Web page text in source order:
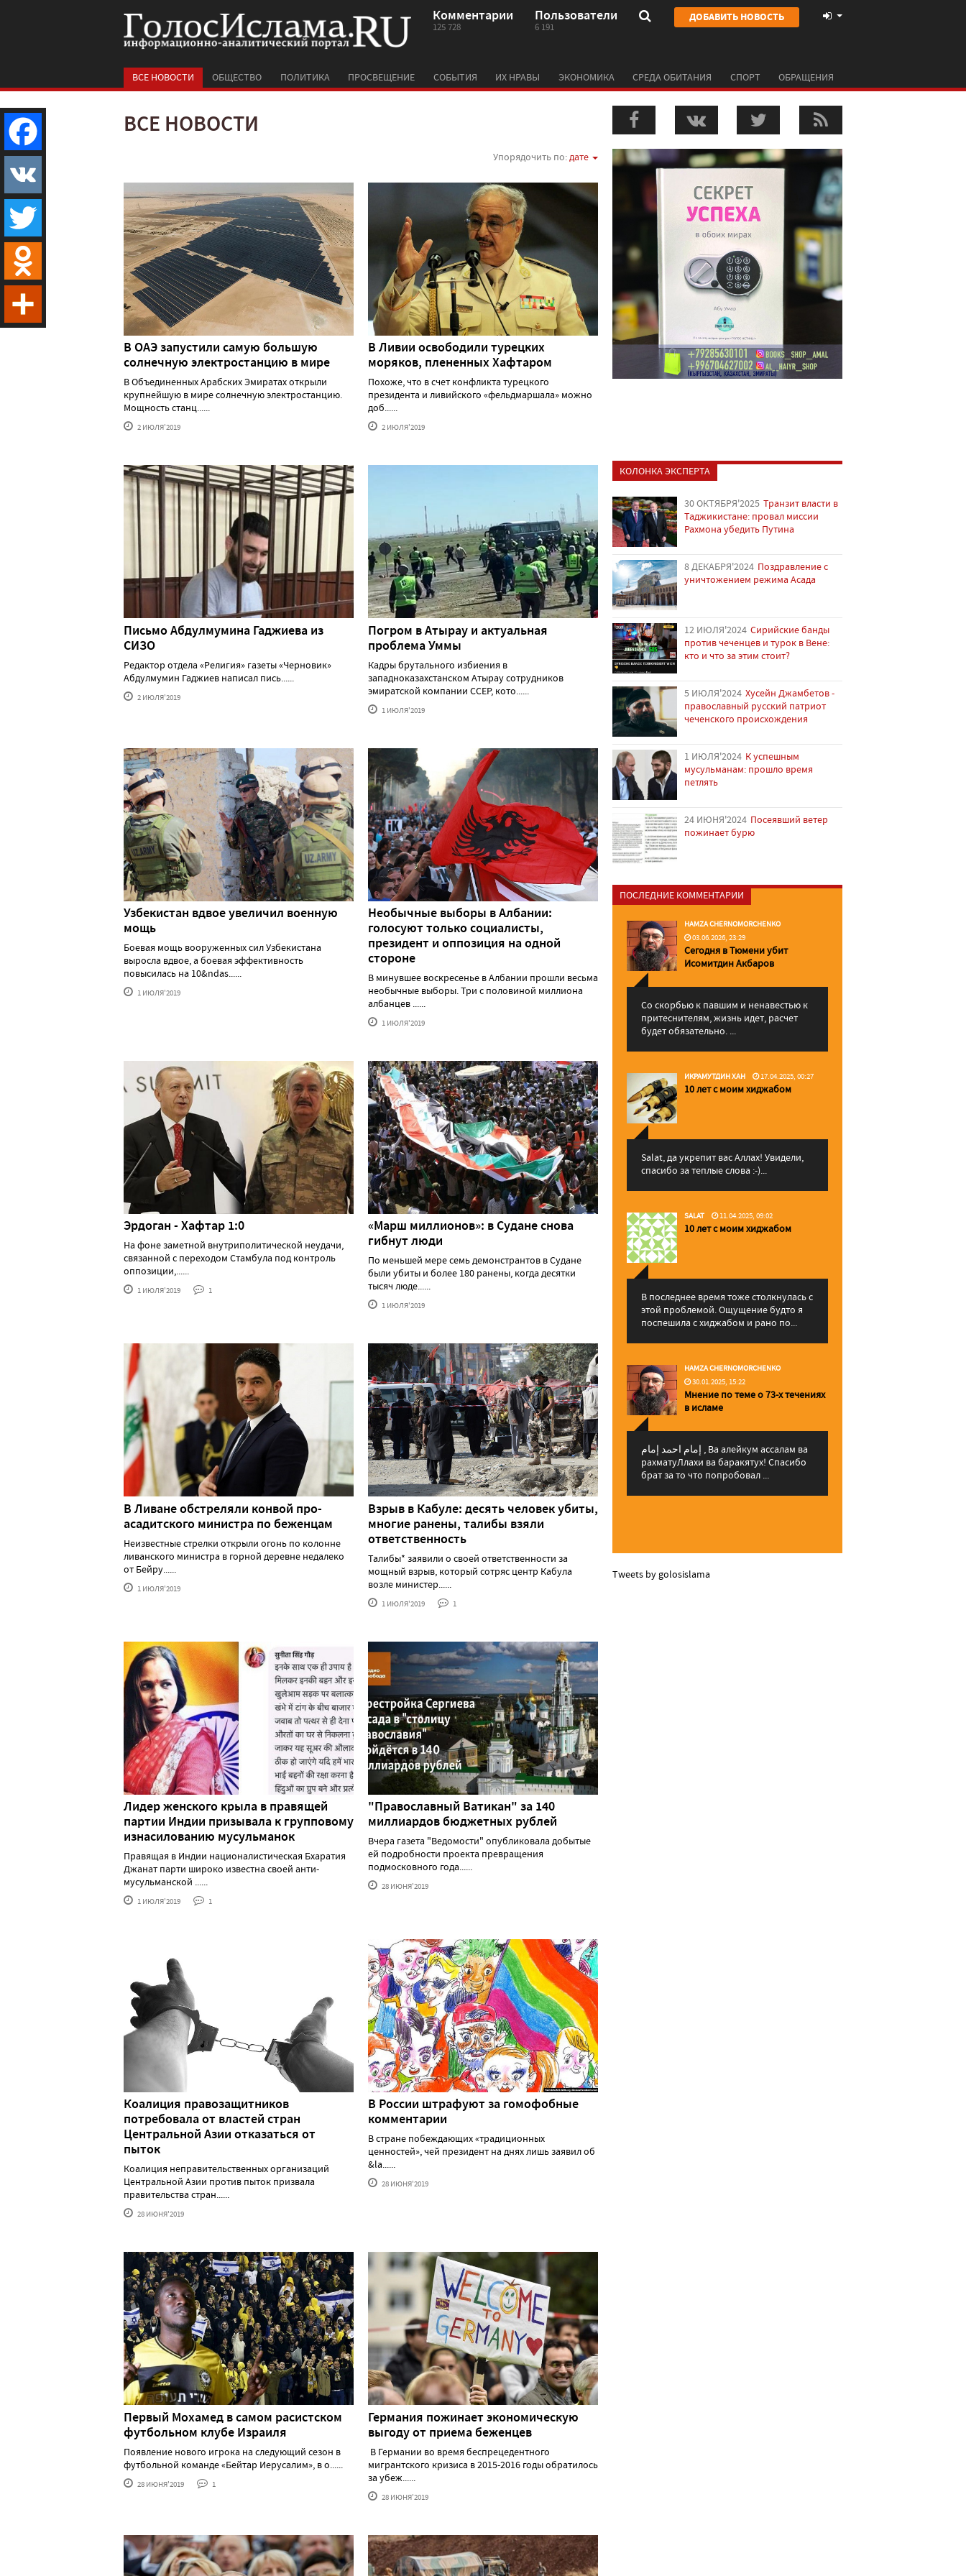
Комментарии
125 728
Пользователи
6 191
ДОБАВИТЬ НОВОСТЬ
ВСЕ НОВОСТИ ОБЩЕСТВО ПОЛИТИКА ПРОСВЕЩЕНИЕ СОБЫТИЯ ИХ НРАВЫ ЭКОНОМИКА СРЕДА ОБИТАНИЯ СПОРТ ОБРАЩЕНИЯ
ВСЕ НОВОСТИ
Упорядочить по:дате
В ОАЭ запустили самую большую
солнечную электростанцию в мире
В Объединенных Арабских Эмиратах открыли
крупнейшую в мире солнечную электростанцию.
Мощность станц......
2 ИЮЛЯ'2019
В Ливии освободили турецких
моряков, плененных Хафтаром
Похоже, что в счет конфликта турецкого
президента и ливийского «фельдмаршала» можно
доб......
2 ИЮЛЯ'2019
Письмо Абдулмумина Гаджиева из
СИЗО
Редактор отдела «Религия» газеты «Черновик»
Абдулмумин Гаджиев написал пись......
2 ИЮЛЯ'2019
Погром в Атырау и актуальная
проблема Уммы
Кадры брутального избиения в
западноказахстанском Атырау сотрудников
эмиратской компании CCEP, кото......
1 ИЮЛЯ'2019
Узбекистан вдвое увеличил военную
мощь
Боевая мощь вооруженных сил Узбекистана
выросла вдвое, а боевая эффективность
повысилась на 10&ndas......
1 ИЮЛЯ'2019
Необычные выборы в Албании:
голосуют только социалисты,
президент и оппозиция на одной
стороне
В минувшее воскресенье в Албании прошли весьма
необычные выборы. Три с половиной миллиона
албанцев ......
1 ИЮЛЯ'2019
Эрдоган - Хафтар 1:0
На фоне заметной внутриполитической неудачи,
связанной с переходом Стамбула под контроль
оппозиции,......
1 ИЮЛЯ'2019 1
«Марш миллионов»: в Судане снова
гибнут люди
По меньшей мере семь демонстрантов в Судане
были убиты и более 180 ранены, когда десятки
тысяч люде......
1 ИЮЛЯ'2019
В Ливане обстреляли конвой про-
асадитского министра по беженцам
Неизвестные стрелки открыли огонь по колонне
ливанского министра в горной деревне недалеко
от Бейру......
1 ИЮЛЯ'2019
Взрыв в Кабуле: десять человек убиты,
многие ранены, талибы взяли
ответственность
Талибы* заявили о своей ответственности за
мощный взрыв, который сотряс центр Кабула
возле министер......
1 ИЮЛЯ'2019 1
Лидер женского крыла в правящей
партии Индии призывала к групповому
изнасилованию мусульманок
Правящая в Индии националистическая Бхаратия
Джанат парти широко известна своей анти-
мусульманской ......
1 ИЮЛЯ'2019 1
"Православный Ватикан" за 140
миллиардов бюджетных рублей
Вчера газета "Ведомости" опубликовала добытые
ей подробности проекта превращения
подмосковного года......
28 ИЮНЯ'2019
Коалиция правозащитников
потребовала от властей стран
Центральной Азии отказаться от
пыток
Коалиция неправительственных организаций
Центральной Азии против пыток призвала
правительства стран......
28 ИЮНЯ'2019
В России штрафуют за гомофобные
комментарии
В стране побеждающих «традиционных
ценностей», чей президент на днях лишь заявил об
&la......
28 ИЮНЯ'2019
Первый Мохамед в самом расистском
футбольном клубе Израиля
Появление нового игрока на следующий сезон в
футбольной команде «Бейтар Иерусалим», в о......
28 ИЮНЯ'2019 1
Германия пожинает экономическую
выгоду от приема беженцев
В Германии во время беспрецедентного
мигрантского кризиса в 2015-2016 годы обратилось
за убеж......
28 ИЮНЯ'2019
КОЛОНКА ЭКСПЕРТА
30 ОКТЯБРЯ'2025 Транзит власти в
Таджикистане: провал миссии
Рахмона убедить Путина
8 ДЕКАБРЯ'2024 Поздравление с
уничтожением режима Асада
12 ИЮЛЯ'2024 Сирийские банды
против чеченцев и турок в Вене:
кто и что за этим стоит?
5 ИЮЛЯ'2024 Хусейн Джамбетов -
православный русский патриот
чеченского происхождения
1 ИЮЛЯ'2024 К успешным
мусульманам: прошло время
петлять
24 ИЮНЯ'2024 Посеявший ветер
пожинает бурю
ПОСЛЕДНИЕ КОММЕНТАРИИ
HAMZA CHERNOMORCHENKO
03.06.2026, 23:29
Сегодня в Тюмени убит
Исомитдин Акбаров
Со скорбью к павшим и ненавестью к
притеснителям, жизнь идет, расчет
будет обязательно. ...
ИКРАМУТДИН ХАН 17.04.2025, 00:27
10 лет с моим хиджабом
Salat, да укрепит вас Аллаx! Увидели,
спасибо за теплые слова :-)...
SALAT 11.04.2025, 09:02
10 лет с моим хиджабом
В последнее время тоже столкнулась с
этой проблемой. Ощущение будто я
поспешила с хиджабом и рано по...
HAMZA CHERNOMORCHENKO
30.01.2025, 15:22
Мнение по теме о 73-х течениях
в исламе
إمام احمد إمام , Ва алейкум ассалам ва
рахматуЛлахи ва баракятух! Спасибо
брат за то что попробовал ...
Tweets by golosislama
Facebook
VK
Twitter
Odnoklassniki